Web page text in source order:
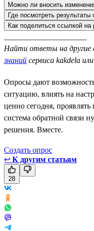
Можно ли вносить
Где посмотреть результаты
Как поделиться ссылкой на
Найти ответы на другие
знаний сервиса kakdela или
Опросы дают
ситуацию, влиять на
ценно сегодня,
система обратной связи
решения. Вместе.
Создать опрос
↩ К другим статьям
28